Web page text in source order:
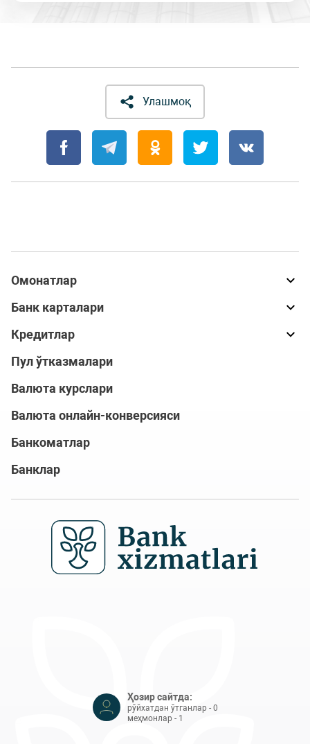
Улашмоқ
Омонатлар
Банк карталари
Кредитлар
Пул ўтказмалари
Валюта курслари
Валюта онлайн-конверсияси
Банкоматлар
Банклар
рўйхатдан ўтганлар - 0
меҳмонлар - 1